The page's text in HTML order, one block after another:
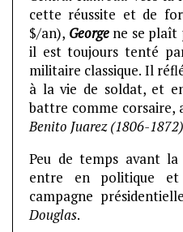
cette réussite et de
$/an), Georgene se plaît
il est toujours tenté
militaire classique. Il
à la vie de soldat, et
battre comme corsaire,
Benito Juarez (1806-1872)
Peu de temps avant la
entre en politique
campagne
Douglas.